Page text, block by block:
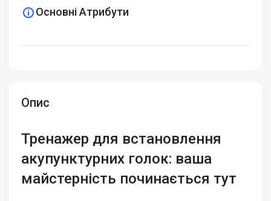
Опис
Тренажер для встановлення
акупунктурних голок: ваша
майстерність починається тут
Основні Атрибути